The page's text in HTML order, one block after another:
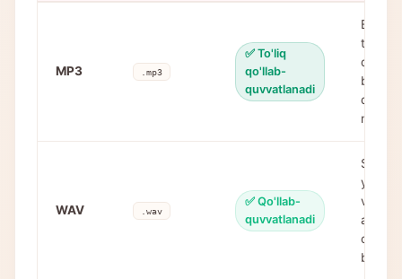
MP3 .mp3
✅ To'liq
qo'llab-
quvvatlanadi
Eng
mos
WAV .wav
✅ Qo'llab-
quvvatlanadi
Sifat
va
audio,
bo'ladi